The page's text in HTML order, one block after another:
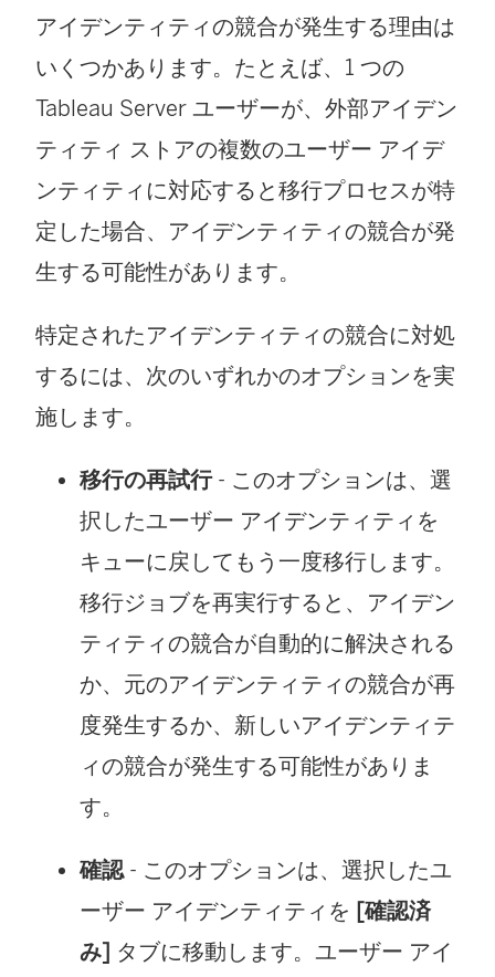
アイデンティティの競合が発生する理由は
いくつかあります。たとえば、1 つの
Tableau Server ユーザーが、外部アイデン
ティティ ストアの複数のユーザー アイデ
ンティティに対応すると移行プロセスが特
定した場合、アイデンティティの競合が発
生する可能性があります。
特定されたアイデンティティの競合に対処
するには、次のいずれかのオプションを実
施します。
移行の再試行- このオプションは、選
択したユーザー アイデンティティを
キューに戻してもう一度移行します。
移行ジョブを再実行すると、アイデン
ティティの競合が自動的に解決される
か、元のアイデンティティの競合が再
度発生するか、新しいアイデンティテ
ィの競合が発生する可能性がありま
す。
確認- このオプションは、選択したユ
ーザー アイデンティティを [確認済
み] タブに移動します。ユーザー アイ